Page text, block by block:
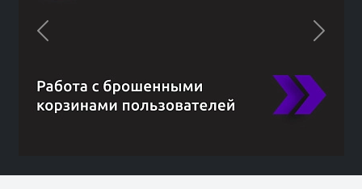
Previous Next